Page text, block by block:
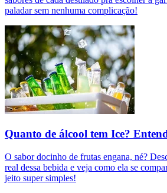
paladar sem nenhuma complicação!
Quanto de álcool tem Ice?
O sabor docinho de frutas engana, né?
real dessa bebida e veja como ela se
jeito super simples!